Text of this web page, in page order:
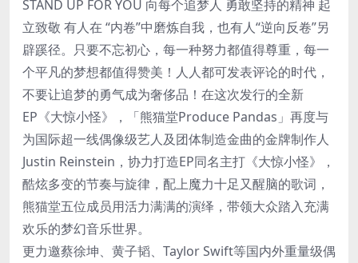
STAND UP FOR YOU 向每个追梦人 勇敢坚持的精神 起
立致敬 有人在 “内卷”中磨炼自我，也有人“逆向反卷”另
辟蹊径。只要不忘初心，每一种努力都值得尊重，每一
个平凡的梦想都值得赞美！人人都可发表评论的时代，
不要让追梦的勇气成为奢侈品！在这次发行的全新
EP《大惊小怪》，「熊猫堂Produce Pandas」再度与
为国际超一线偶像级艺人及团体制造金曲的金牌制作人
Justin Reinstein，协力打造EP同名主打《大惊小怪》，
酷炫多变的节奏与旋律，配上魔力十足又醒脑的歌词，
熊猫堂五位成员用活力满满的演绎，带领大众踏入充满
欢乐的梦幻音乐世界。
更力邀蔡徐坤、黄子韬、Taylor Swift等国内外重量级偶